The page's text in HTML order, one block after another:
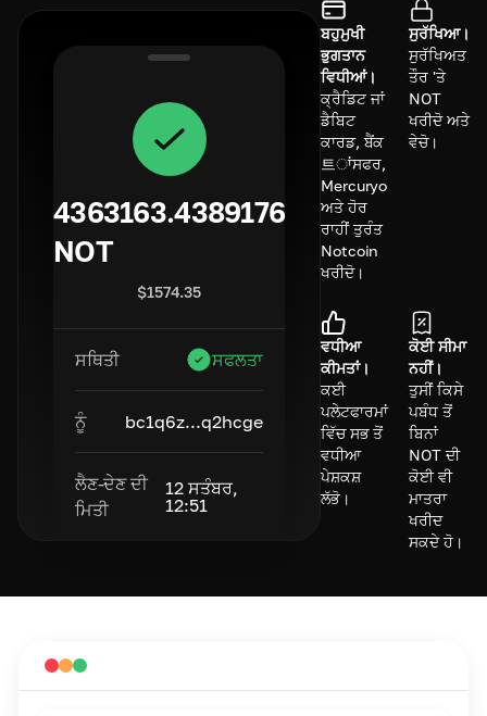
4363163.4389176
NOT
$1574.35
ਸਥਿਤੀ ਸਫਲਤਾ
ਨੂੰ bc1q6z...q2hcge
ਲੈਣ-ਦੇਣ ਦੀ
ਮਿਤੀ
12 ਸਤੰਬਰ,
12:51
ਬਹੁਮੁਖੀ
ਭੁਗਤਾਨ
ਵਿਧੀਆਂ।
ਕ੍ਰੈਡਿਟ ਜਾਂ
ਡੈਬਿਟ
ਕਾਰਡ, ਬੈਂਕ
트ਾਂਸਫਰ,
Mercuryo
ਅਤੇ ਹੋਰ
ਰਾਹੀਂ ਤੁਰੰਤ
Notcoin
ਖਰੀਦੋ।
ਸੁਰੱਖਿਆ।
ਸੁਰੱਖਿਅਤ
ਤੌਰ 'ਤੇ
NOT
ਖਰੀਦੋ ਅਤੇ
ਵੇਚੋ।
ਵਧੀਆ
ਕੀਮਤਾਂ।
ਕਈ
ਪਲੇਟਫਾਰਮਾਂ
ਵਿੱਚ ਸਭ ਤੋਂ
ਵਧੀਆ
ਪੇਸ਼ਕਸ਼
ਲੱਭੋ।
ਕੋਈ ਸੀਮਾ
ਨਹੀਂ।
ਤੁਸੀਂ ਕਿਸੇ
ਪਬੰਧ ਤੋਂ
ਬਿਨਾਂ
NOT ਦੀ
ਕੋਈ ਵੀ
ਮਾਤਰਾ
ਖਰੀਦ
ਸਕਦੇ ਹੋ।